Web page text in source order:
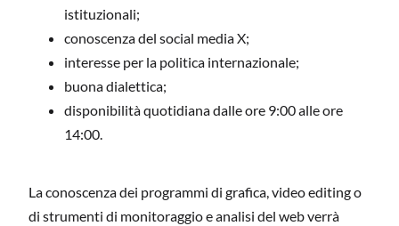
istituzionali;
conoscenza del social media X;
interesse per la politica internazionale;
buona dialettica;
disponibilità quotidiana dalle ore 9:00 alle ore
14:00.
La conoscenza dei programmi di grafica, video editing o
di strumenti di monitoraggio e analisi del web verrà